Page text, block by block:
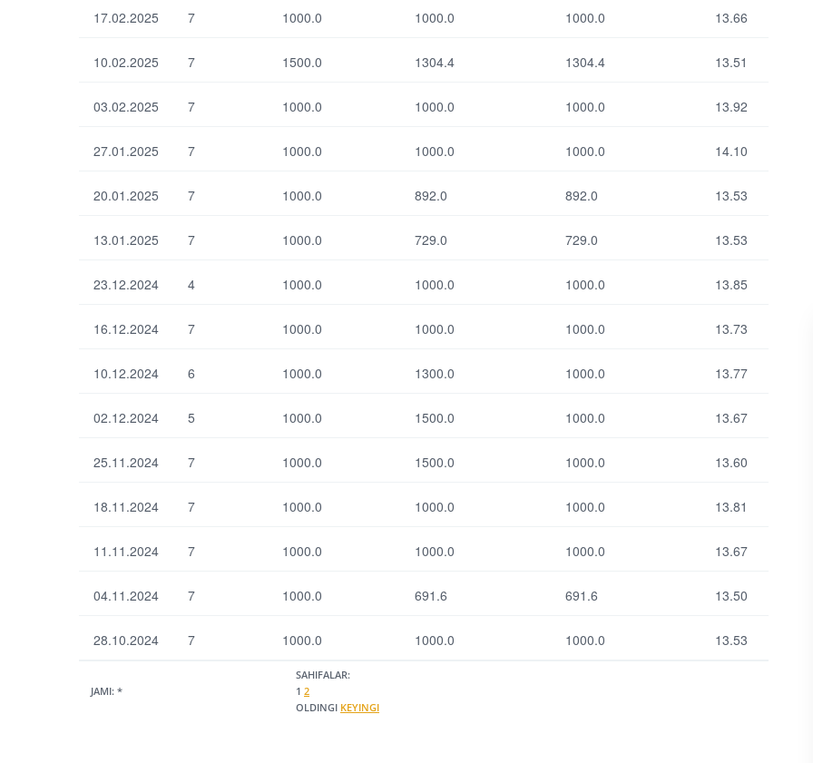
17.02.2025 7 1000.0 1000.0 1000.0 13.66
10.02.2025 7 1500.0 1304.4 1304.4 13.51
03.02.2025 7 1000.0 1000.0 1000.0 13.92
27.01.2025 7 1000.0 1000.0 1000.0 14.10
20.01.2025 7 1000.0 892.0 892.0 13.53
13.01.2025 7 1000.0 729.0 729.0 13.53
23.12.2024 4 1000.0 1000.0 1000.0 13.85
16.12.2024 7 1000.0 1000.0 1000.0 13.73
10.12.2024 6 1000.0 1300.0 1000.0 13.77
02.12.2024 5 1000.0 1500.0 1000.0 13.67
25.11.2024 7 1000.0 1500.0 1000.0 13.60
18.11.2024 7 1000.0 1000.0 1000.0 13.81
11.11.2024 7 1000.0 1000.0 1000.0 13.67
04.11.2024 7 1000.0 691.6 691.6 13.50
28.10.2024 7 1000.0 1000.0 1000.0 13.53
JAMI: *
SAHIFALAR:
1 2
OLDINGI KEYINGI